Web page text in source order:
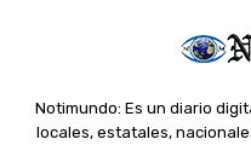
Notimundo: Es un diario
locales, estatales,